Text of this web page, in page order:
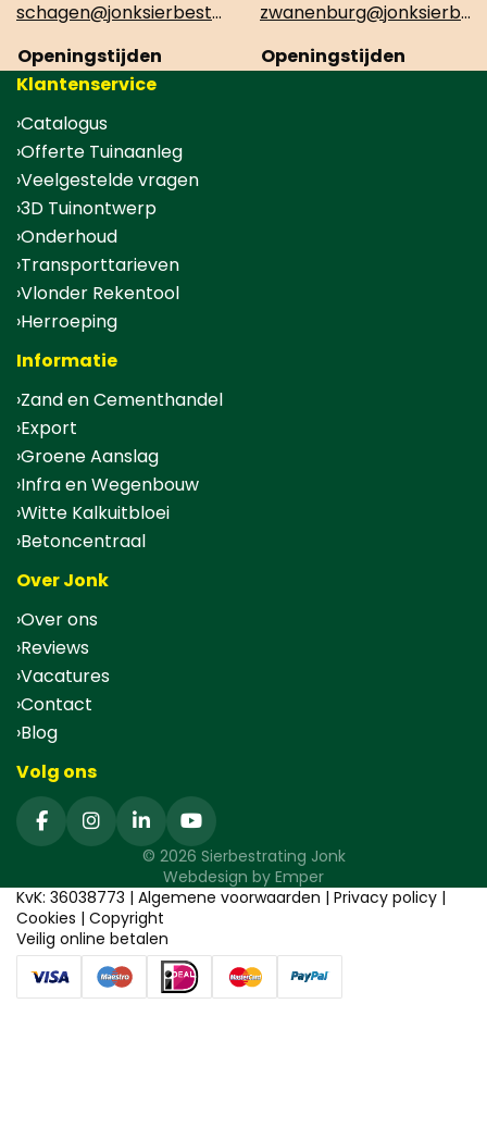
schagen@jonksierbestrating.nl
Openingstijden
zwanenburg@jonksierbestrating.nl
Openingstijden
Klantenservice
Catalogus
Offerte Tuinaanleg
Veelgestelde vragen
3D Tuinontwerp
Onderhoud
Transporttarieven
Vlonder Rekentool
Herroeping
Informatie
Zand en Cementhandel
Export
Groene Aanslag
Infra en Wegenbouw
Witte Kalkuitbloei
Betoncentraal
Over Jonk
Over ons
Reviews
Vacatures
Contact
Blog
Volg ons
© 2026 Sierbestrating Jonk
Webdesign by Emper
KvK: 36038773 | Algemene voorwaarden | Privacy policy |
Cookies | Copyright
Veilig online betalen